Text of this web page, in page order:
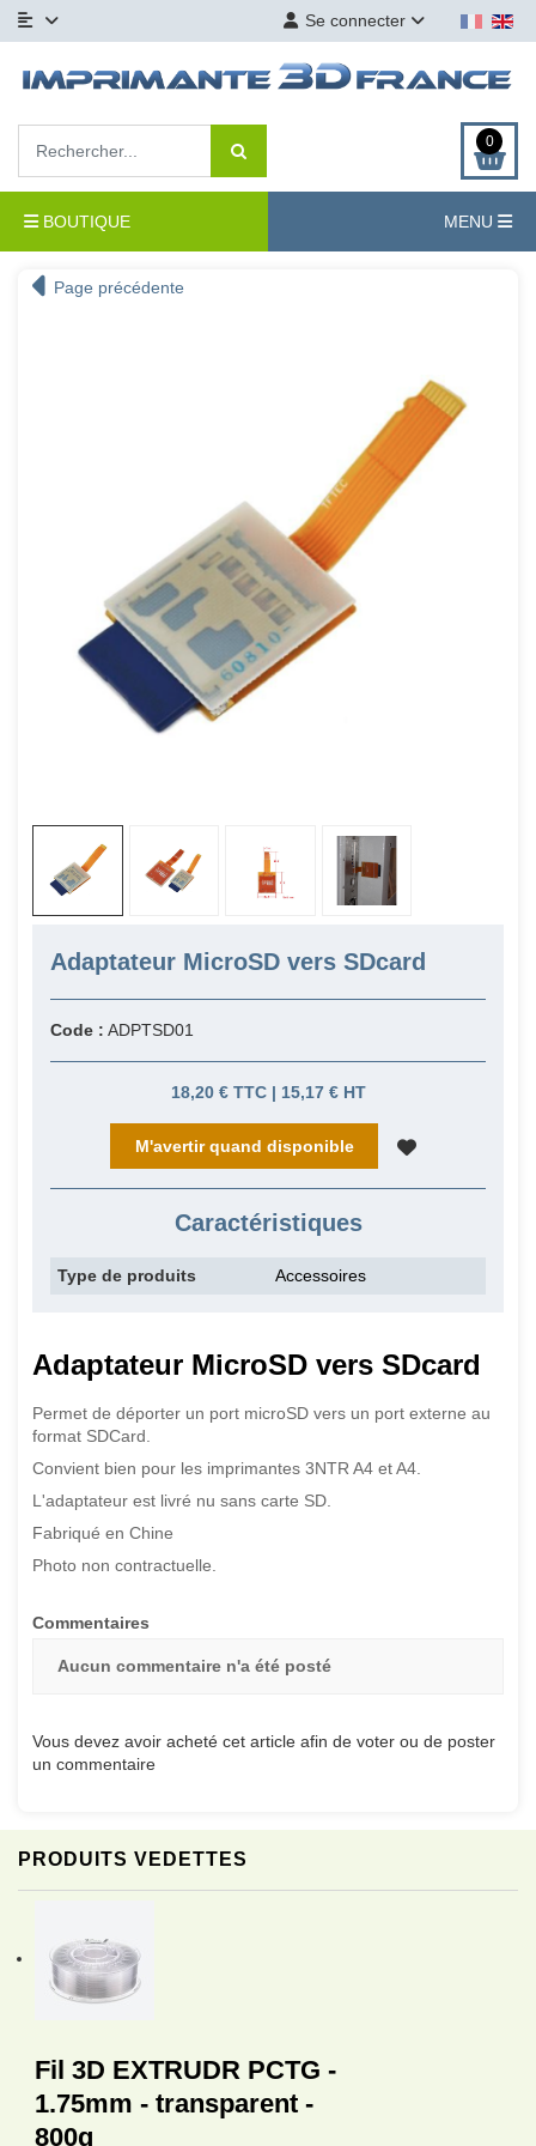
Se connecter
0
BOUTIQUE MENU
PRODUITS VEDETTES
Fil 3D EXTRUDR PCTG -
1.75mm - transparent -
800g
Page précédente
Adaptateur MicroSD vers SDcard
Code : ADPTSD01
18,20 € TTC | 15,17 € HT
M'avertir quand disponible
Caractéristiques
Type de produits Accessoires
Adaptateur MicroSD vers SDcard
Permet de déporter un port microSD vers un port externe au
format SDCard.
Convient bien pour les imprimantes 3NTR A4 et A4.
L'adaptateur est livré nu sans carte SD.
Fabriqué en Chine
Photo non contractuelle.
Commentaires
Aucun commentaire n'a été posté
Vous devez avoir acheté cet article afin de voter ou de poster
un commentaire